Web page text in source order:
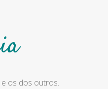
os dos outros.